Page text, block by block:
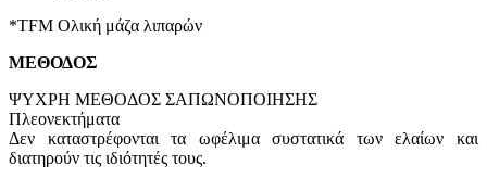
*TFM Ολική μάζα λιπαρών
ΜΕΘΟΔΟΣ
ΨΥΧΡΗ ΜΕΘΟΔΟΣ ΣΑΠΩΝΟΠΟΙΗΣΗΣ
Πλεονεκτήματα
Δεν καταστρέφονται τα ωφέλιμα συστατικά των ελαίων και
διατηρούν τις ιδιότητές τους.